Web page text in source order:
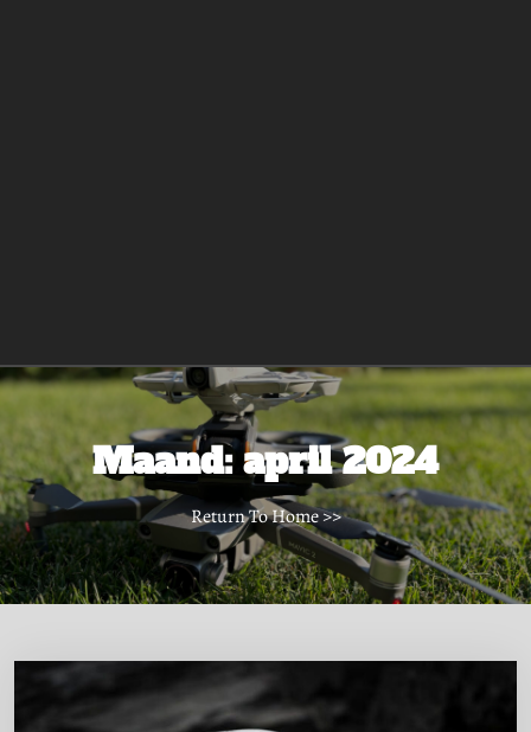
Maand:april 2024
Return To Home>>